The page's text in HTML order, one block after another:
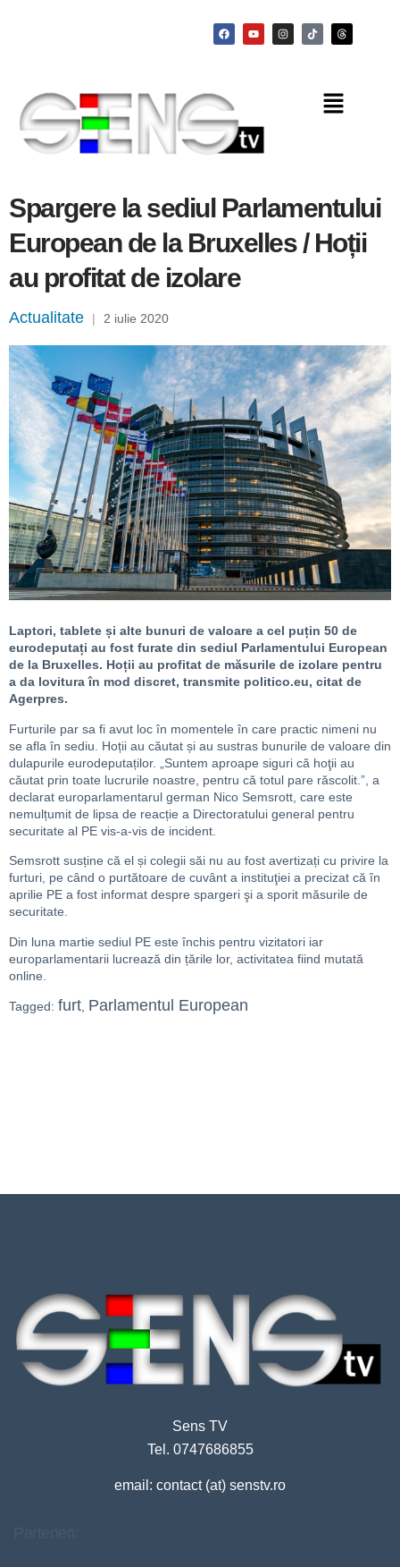
Spargere la sediul Parlamentului
European de la Bruxelles / Hoții
au profitat de izolare
Actualitate | 2 iulie 2020
Laptori, tablete și alte bunuri de valoare a cel puțin 50 de
eurodeputați au fost furate din sediul Parlamentului European
de la Bruxelles. Hoții au profitat de măsurile de izolare pentru
a da lovitura în mod discret, transmite politico.eu, citat de
Agerpres.
Furturile par sa fi avut loc în momentele în care practic nimeni nu
se afla în sediu. Hoții au căutat și au sustras bunurile de valoare din
dulapurile eurodeputaților. „Suntem aproape siguri că hoţii au
căutat prin toate lucrurile noastre, pentru că totul pare răscolit.”, a
declarat europarlamentarul german Nico Semsrott, care este
nemulțumit de lipsa de reacție a Directoratului general pentru
securitate al PE vis-a-vis de incident.
Semsrott susține că el și colegii săi nu au fost avertizați cu privire la
furturi, pe când o purtătoare de cuvânt a instituţiei a precizat că în
aprilie PE a fost informat despre spargeri şi a sporit măsurile de
securitate.
Din luna martie sediul PE este închis pentru vizitatori iar
europarlamentarii lucrează din țările lor, activitatea fiind mutată
online.
Tagged: furt Parlamentul European
Sens TV
Tel. 0747686855
email: contact (at) senstv.ro